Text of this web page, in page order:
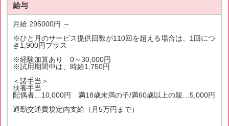
給与
月給 295000円 ～
※ひと月のサービス提供回数が110回を超える場合は、1回につ
き1,900円プラス
※経験加算あり 0～30,000円
※試用期間中は、時給1,750円
＜諸手当＞
扶養手当
配偶者…10,000円 満18歳未満の子/満60歳以上の親…5,000円
通勤交通費規定内支給（月5万円まで）